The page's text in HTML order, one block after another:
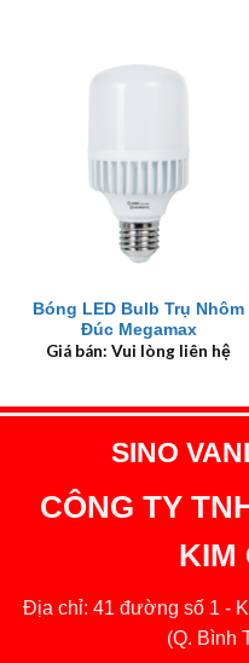
Bóng LED Bulb Trụ Nhôm
Đúc Megamax
Giá bán: Vui lòng liên hệ
SINO
CÔNG TY
KIM
Địa chỉ: 41 đường số 1 -
(Q. Bình